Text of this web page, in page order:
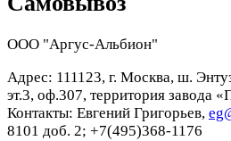
ООО "Аргус-Альбион"
Адрес: 111123, г. Москва, ш.
эт.3, оф.307, территория завода
Контакты: Евгений Григорьев,
8101 доб. 2; +7(495)368-1176